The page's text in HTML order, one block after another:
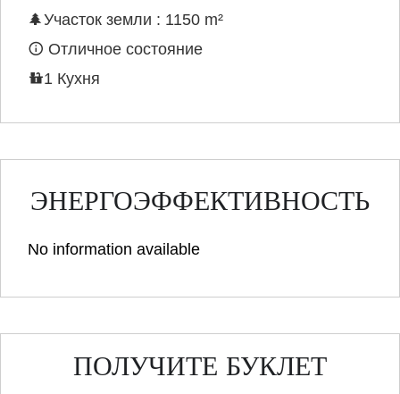
Участок земли : 1150 m²
Отличное состояние
1 Кухня
ЭНЕРГОЭФФЕКТИВНОСТЬ
No information available
ПОЛУЧИТЕ БУКЛЕТ